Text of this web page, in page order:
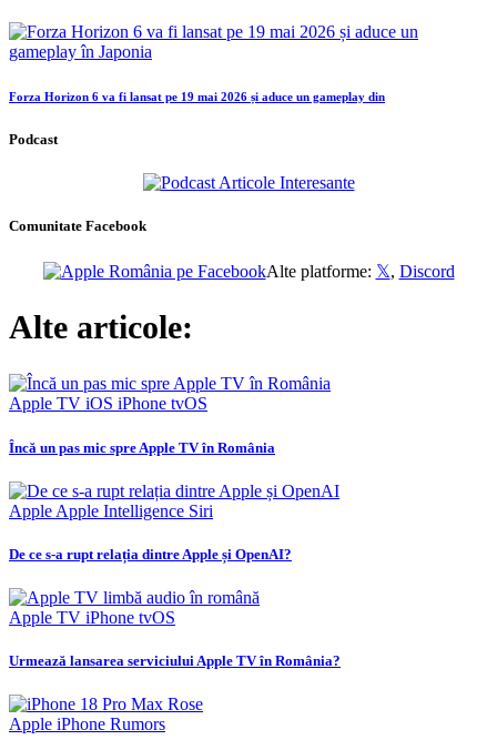
Forza Horizon 6 va fi lansat pe 19 mai 2026 și aduce un gameplay din
Podcast
Comunitate Facebook
Alte platforme: 𝕏, Discord
Alte articole:
Apple TV iOS iPhone tvOS
Încă un pas mic spre Apple TV în România
Apple Apple Intelligence Siri
De ce s-a rupt relația dintre Apple și OpenAI?
Apple TV iPhone tvOS
Urmează lansarea serviciului Apple TV în România?
Apple iPhone Rumors